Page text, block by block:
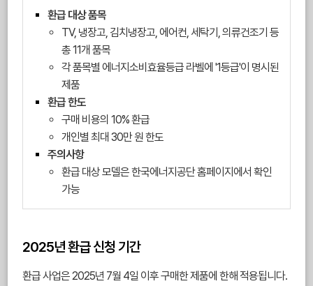
환급 대상 품목
TV, 냉장고, 김치냉장고, 에어컨, 세탁기, 의류건조기 등
총 11개 품목
각 품목별 에너지소비효율등급 라벨에 '1등급'이 명시된
제품
환급 한도
구매 비용의 10% 환급
개인별 최대 30만 원 한도
주의사항
환급 대상 모델은 한국에너지공단 홈페이지에서 확인
가능
2025년 환급 신청 기간
환급 사업은 2025년 7월 4일 이후 구매한 제품에 한해 적용됩니다.